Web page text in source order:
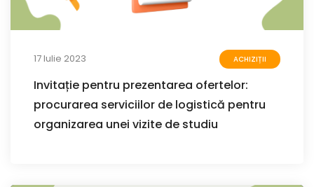
17 Iulie 2023 ACHIZIȚII
Invitație pentru prezentarea ofertelor:
procurarea serviciilor de logistică pentru
organizarea unei vizite de studiu